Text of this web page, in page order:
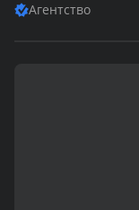
Агентство